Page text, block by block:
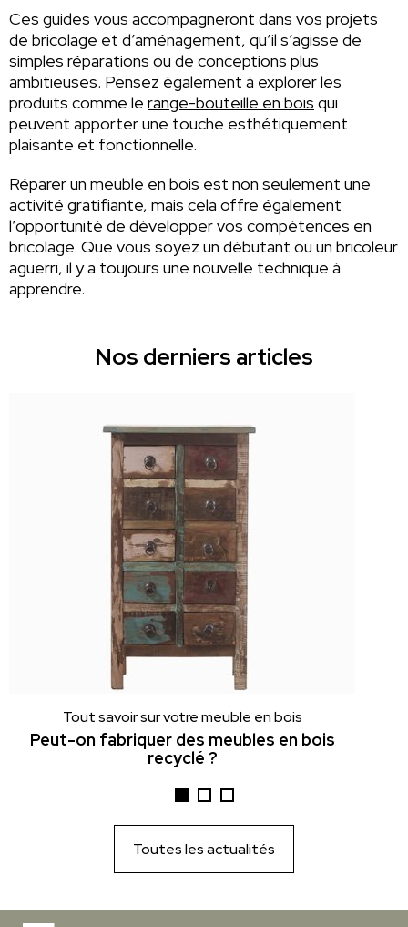
Ces guides vous accompagneront dans vos projets
de bricolage et d’aménagement, qu’il s’agisse de
simples réparations ou de conceptions plus
ambitieuses. Pensez également à explorer les
produits comme le range-bouteille en bois qui
peuvent apporter une touche esthétiquement
plaisante et fonctionnelle.
Réparer un meuble en bois est non seulement une
activité gratifiante, mais cela offre également
l’opportunité de développer vos compétences en
bricolage. Que vous soyez un débutant ou un bricoleur
aguerri, il y a toujours une nouvelle technique à
apprendre.
Nos derniers articles
Tout savoir sur votre meuble en bois
Peut-on fabriquer des meubles en bois
recyclé ?
Toutes les actualités